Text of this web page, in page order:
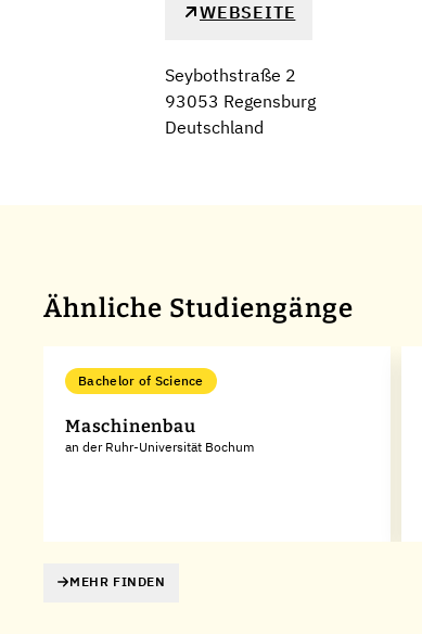
WEBSEITE
Seybothstraße 2
93053 Regensburg
Deutschland
Ähnliche Studiengänge
Bachelor of Science
Maschinenbau
an der Ruhr-Universität Bochum
MEHR FINDEN